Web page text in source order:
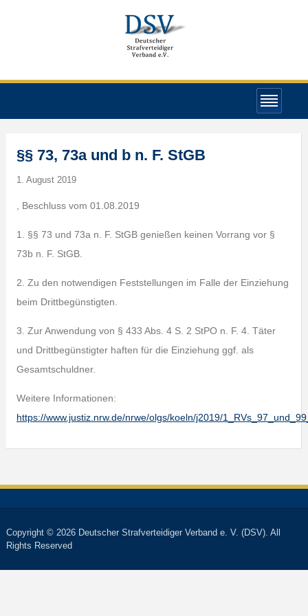
§§ 73, 73a und b n. F. StGB
1. August 2019
, Beschluss vom 01.08.2019
1. §§ 73 und 73a n. F. StGB genießen keinen Vorrang vor §
73b n. F. StGB.
2. Zu den notwendigen Feststellungen im Falle der Einziehung
beim Drittbegünstigten.
3. Zur Anwendung von § 433 Abs. 4 S. 2 StPO n. F. 4. Täter
und Drittbegünstigter haften für die Einziehung ggf. als
Gesamtschuldner.
Weitere Informationen:
https://www.justiz.nrw.de/nrwe/olgs/koeln/j2019/
Copyright © 2026 Deutscher Strafverteidiger Verband e. V. (DSV). All
Rights Reserved